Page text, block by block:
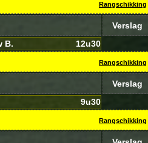
Rangschikking
Verslag
B. 12u30
Rangschikking
Verslag
9u30
Rangschikking